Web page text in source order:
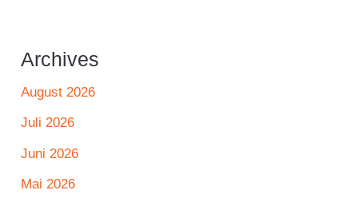
Archives
August 2026
Juli 2026
Juni 2026
Mai 2026